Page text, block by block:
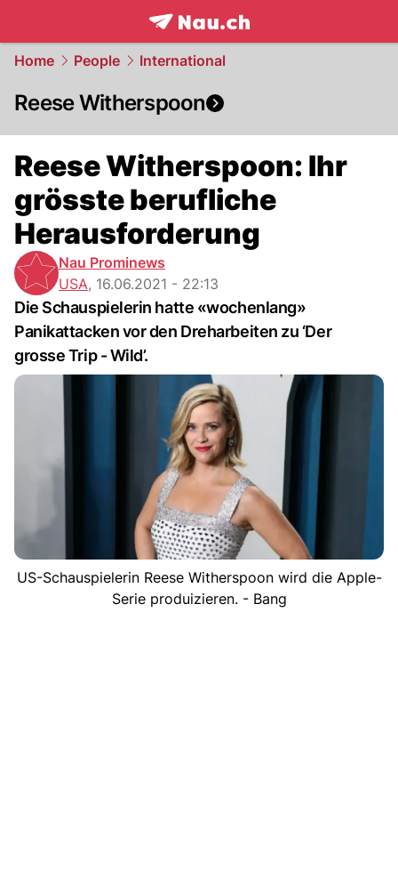
frontpage.NAU.ch
Home People International
Reese Witherspoon
Reese Witherspoon: Ihr
grösste berufliche
Herausforderung
Nau Prominews
USA, 16.06.2021 - 22:13
Die Schauspielerin hatte «wochenlang»
Panikattacken vor den Dreharbeiten zu ‘Der
grosse Trip - Wild’.
US-Schauspielerin Reese Witherspoon wird die Apple-
Serie produizieren. - Bang